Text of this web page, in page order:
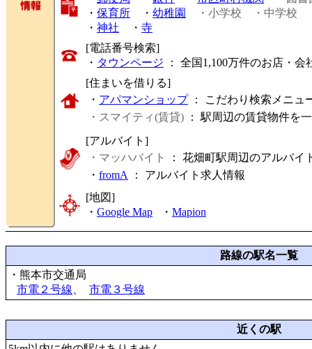
・ 保育所 ・ 幼稚園 ・小学校 ・中学校
・ 神社 ・ 寺
[電話番号検索]
・ タウンページ ： 全国1,100万件のお店・
[住まいを借りる]
・ アパマンショップ： こだわり検索メニュ
・スマイティ(賃貸) ： 駅周辺の賃貸物件を
[アルバイト]
・マッハバイト
： 花畑町駅周辺のアルバイ
・ fromA ： アルバイト求人情報
[地図]
・ Google Map ・ Mapion
路線の駅名一覧
・熊本市交通局
市電２号線
市電３号線
近くの駅